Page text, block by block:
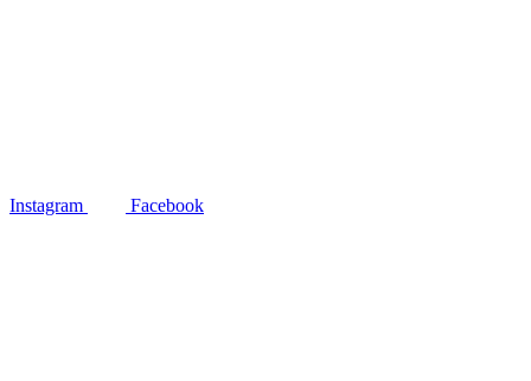
Instagram Facebook